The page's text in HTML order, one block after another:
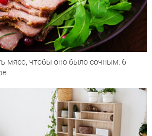
мясо, чтобы оно было сочным: 6